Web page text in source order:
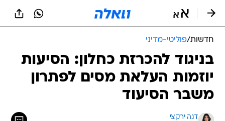
חדשות/פוליטי-מדיני
בניגוד להכרזת כחלון: הסיעות
יוזמות העלאת מסים לפתרון
משבר הסיעוד
דנה ירקצי